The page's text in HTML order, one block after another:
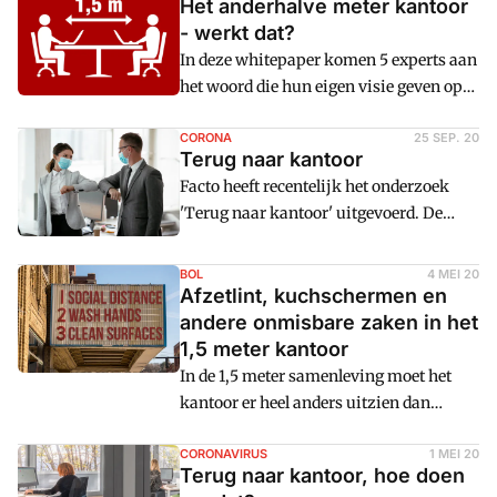
Het anderhalve meter kantoor
- werkt dat?
In deze whitepaper komen 5 experts aan
het woord die hun eigen visie geven op
beantwoorden o.a. vragen over:
CORONA 25 SEP. 20
Terug naar kantoor
Facto heeft recentelijk het onderzoek
'Terug naar kantoor' uitgevoerd. De
resultaten geven een beeld van wat
facility professionals in
kantoororganisaties de laatste
maanden, sinds het uitbreken van de
coronapandemie half maart en het
thuiswerkadvies van de overheid,
hebben gedaan om hun kantoor - voor
een veilige manier weer in gebruik te
nemen. Ook geeft het onderzoek een
BOL 4 MEI 20
Afzetlint, kuchschermen en
andere onmisbare zaken in het
1,5 meter kantoor
In de 1,5 meter samenleving moet het
kantoor er heel anders uitzien dan
finance manager is het zaak om nu actie
te ondernemen om straks klaar te zijn
CORONAVIRUS 1 MEI 20
Terug naar kantoor, hoe doen